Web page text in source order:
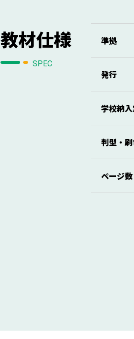
教材仕様
SPEC
準拠
発行
学校納
判型・
ページ数